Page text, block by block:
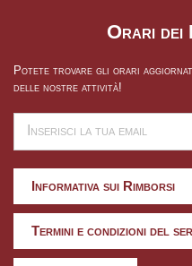
Orari dei
Potete trovare gli orari
delle nostre attività!
Informativa sui Rimborsi
Termini e condizioni del